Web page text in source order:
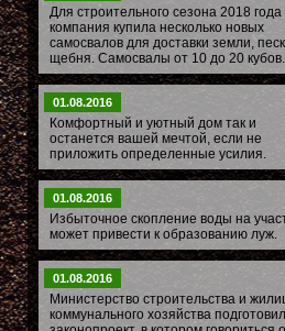
Для строительного сезона 2018
компания купила несколько новых
самосвалов для доставки земли,
щебня. Самосвалы от 10 до 20 кубов.
01.08.2016
Комфортный и уютный дом так и
останется вашей мечтой, если не
приложить определенные усилия.
01.08.2016
Избыточное скопление воды на
может привести к образованию луж.
01.08.2016
Министерство строительства и
коммунального хозяйства